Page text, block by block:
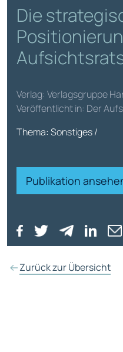
Die
Verlag: Verlagsgruppe
Veröffentlicht in: Der
Thema: Sonstiges /
Publikation
Zurück zur Übersicht